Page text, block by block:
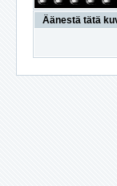
Äänestä tätä